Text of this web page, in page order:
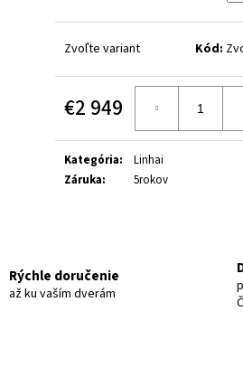
Zvoľte variant Kód:
€2 949
cena:
Kategória:
Linhai
Záruka: 5rokov
Rýchle doručenie
až ku vaším dverám